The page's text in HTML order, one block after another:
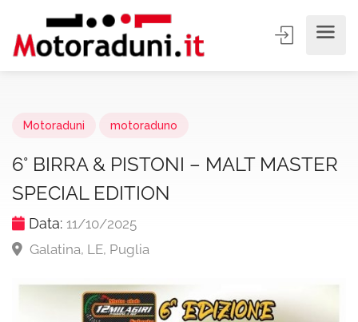
Motoraduni motoraduno
6° BIRRA & PISTONI – MALT MASTER
SPECIAL EDITION
Data: 11/10/2025
Galatina, LE, Puglia